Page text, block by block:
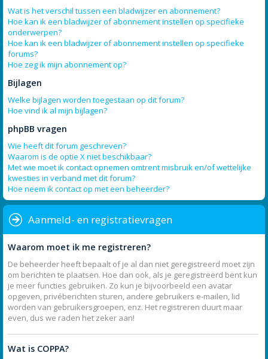
Wat is het verschil tussen een bladwijzer en abonnement?
Hoe kan ik een bladwijzer of abonnement instellen op specifieke
onderwerpen?
Hoe kan ik een bladwijzer of abonnement instellen op specifieke
forums?
Hoe zeg ik mijn abonnement op?
Bijlagen
Welke bijlagen worden toegestaan op dit forum?
Hoe vind ik al mijn bijlagen?
phpBB vragen
Wie heeft dit forum geschreven?
Waarom is de optie X niet beschikbaar?
Met wie moet ik contact opnemen omtrent misbruik en/of wettelijke
kwesties in verband met dit forum?
Hoe neem ik contact op met een beheerder?
Aanmeld- en registratievragen
Waarom moet ik me registreren?
De beheerder heeft bepaalt of je al dan niet geregistreerd moet zijn
om berichten te plaatsen. Hoe dan ook, als je geregistreerd bent kun
je meer functies gebruiken. Zo kun je bijvoorbeeld een avatar
opgeven, privéberichten sturen, andere gebruikers e-mailen, lid
worden van gebruikersgroepen, enz. Het registreren duurt maar
even, dus we raden het zeker aan!
Wat is COPPA?